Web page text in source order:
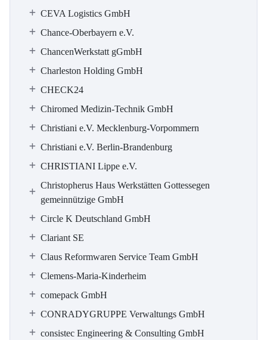
CEVA Logistics GmbH
Chance-Oberbayern e.V.
ChancenWerkstatt gGmbH
Charleston Holding GmbH
CHECK24
Chiromed Medizin-Technik GmbH
Christiani e.V. Mecklenburg-Vorpommern
Christiani e.V. Berlin-Brandenburg
CHRISTIANI Lippe e.V.
Christopherus Haus Werkstätten Gottessegen
gemeinnützige GmbH
Circle K Deutschland GmbH
Clariant SE
Claus Reformwaren Service Team GmbH
Clemens-Maria-Kinderheim
comepack GmbH
CONRADYGRUPPE Verwaltungs GmbH
consistec Engineering & Consulting GmbH